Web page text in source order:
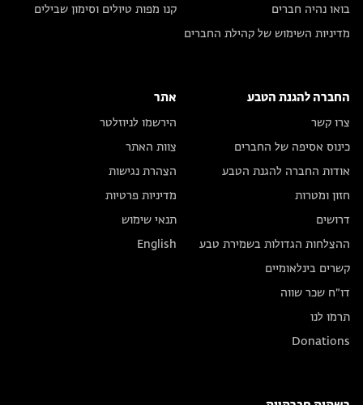
בואו נהיה חברים
מדיניות השימוש של קהילת החברים
קנו מפות טיולים וסימון שבילים
החברה להגנת הטבע
צרו קשר
כינוס אסיפה של החברים
אודות החברה להגנת הטבע
חזון ומטרות
דרושים
ההצלחות הגדולות בשמירת טבע
קשרים בינלאומיים
דו״ח שכר שווה
תרמו לנו
Donations
אתר
הירשמו לניוזלטר
צוות האתר
הצהרת נגישות
מדיניות פרטיות
תנאי שימוש
English